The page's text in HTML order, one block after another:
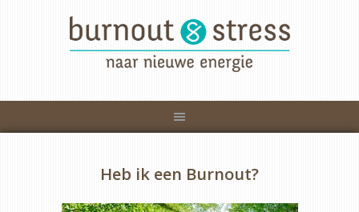
Heb ik een Burnout?